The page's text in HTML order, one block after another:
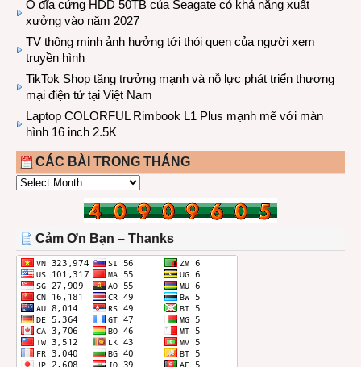
Ổ đĩa cứng HDD 50TB của Seagate có khả năng xuất
xưởng vào năm 2027
TV thông minh ảnh hưởng tới thói quen của người xem
truyền hình
TikTok Shop tăng trưởng mạnh và nỗ lực phát triển thương
mại điện tử tại Việt Nam
Laptop COLORFUL Rimbook L1 Plus mạnh mẽ với màn
hình 16 inch 2.5K
CÁC BÀI TRONG THÁNG
CÁC
THÁNG
Cảm Ơn Bạn – Thanks